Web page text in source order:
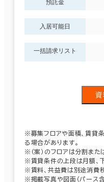
預託金
入居可能日
一括請求リスト
※募集フロアや面積、賃貸
る場合があります。
※（案）のフロアは分割また
※賃貸条件の上段は月額、
※賃料、共益費は別途消費
※掲載写真や図面（パース